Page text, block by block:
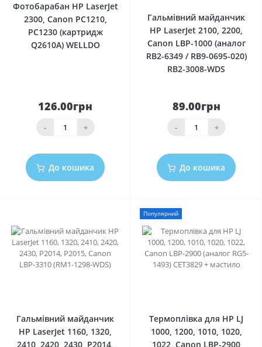
Фотобарабан HP LaserJet
2300, Canon PC1210,
PC1230 (картридж
Q2610A) WELLDO
126.00грн
- +
До кошика
Гальмівний майданчик
HP LaserJet 2100, 2200,
Canon LBP-1000 (аналог
RB2-6349 / RB9-0695-020)
RB2-3008-WDS
89.00грн
- +
До кошика
Гальмівний майданчик
HP LaserJet 1160, 1320,
2410, 2420, 2430, P2014,
Популярний
Термоплівка для HP LJ
1000, 1200, 1010, 1020,
1022, Canon LBP-2900